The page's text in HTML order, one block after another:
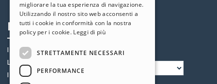
Offerte
Profilo
I miei post
Le mie Licenze
I miei Download
Seguici
GERMAN
SPANISH
POLISH
migliorare la tua esperienza di navigazione.
Utilizzando il nostro sito web acconsenti a
tutti i cookie in conformità con la nostra
policy per i cookie. Leggi di più
STRETTAMENTE NECESSARI
PERFORMANCE